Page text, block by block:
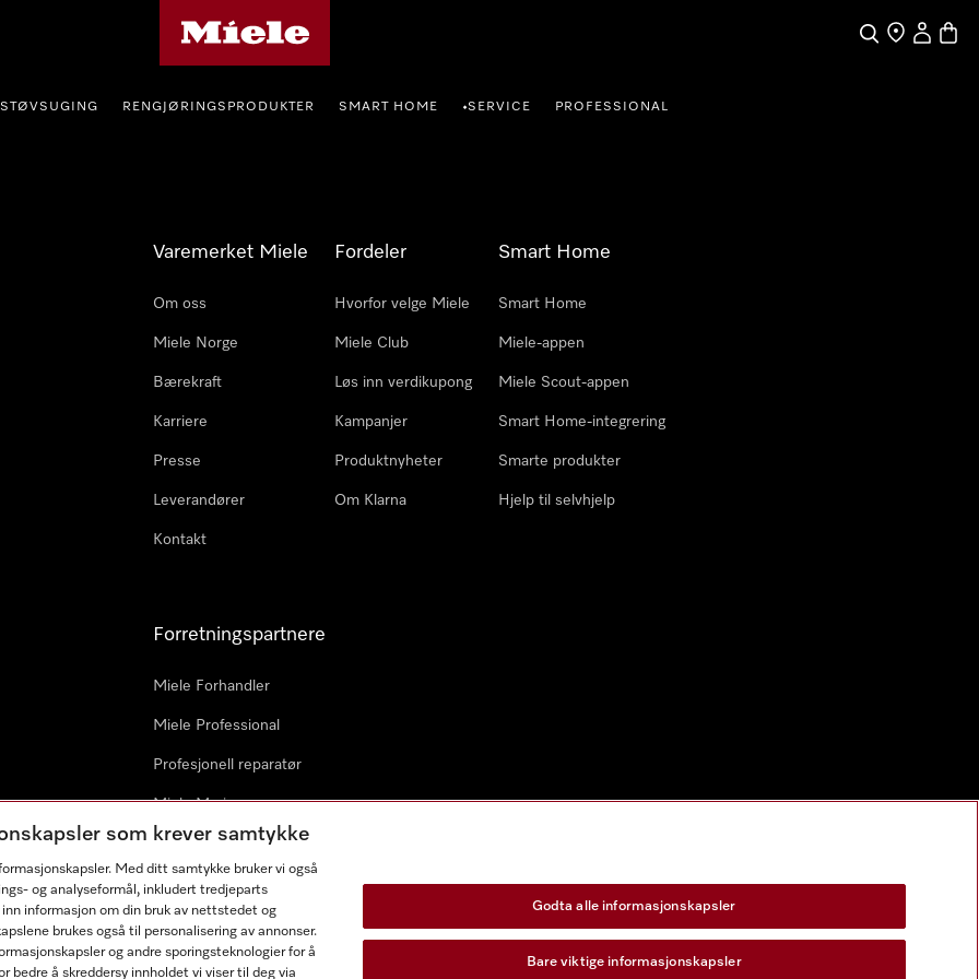
Søk
Finn enMin Konto
STØVSUGING RENGJØRINGSPRODUKTER SMART HOME •SERVICE PROFESSIONAL
Varemerket Miele
Om oss
Miele Norge
Bærekraft
Karriere
Presse
Leverandører
Kontakt
Fordeler
Hvorfor velge Miele
Miele Club
Løs inn verdikupong
Kampanjer
Produktnyheter
Om Klarna
Smart Home
Smart Home
Miele-appen
Miele Scout-appen
Smart Home-integrering
Smarte produkter
Hjelp til selvhjelp
Forretningspartnere
Miele Forhandler
Miele Professional
Profesjonell reparatør
Miele Marine
Arkitekter & byggherrer
som krever samtykke
Med ditt samtykke bruker vi også
og analyseformål, inkludert tredjeparts
informasjon om din bruk av nettstedet og
brukes også til personalisering av annonser.
og andre sporingsteknologier for å
bedre å skreddersy innholdet vi viser til deg via
Godta alle informasjonskapsler
Bare viktige informasjonskapsler